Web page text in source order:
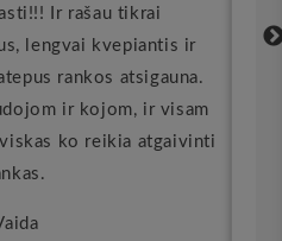
Ir rašau tikrai
lengvai kvepiantis ir
rankos atsigauna.
ir kojom, ir visam
ko reikia atgaivinti